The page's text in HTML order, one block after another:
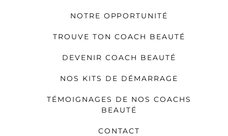
NOTRE OPPORTUNITÉ
TROUVE TON COACH BEAUTÉ
DEVENIR COACH BEAUTÉ
NOS KITS DE DÉMARRAGE
TÉMOIGNAGES DE NOS COACHS
BEAUTÉ
CONTACT